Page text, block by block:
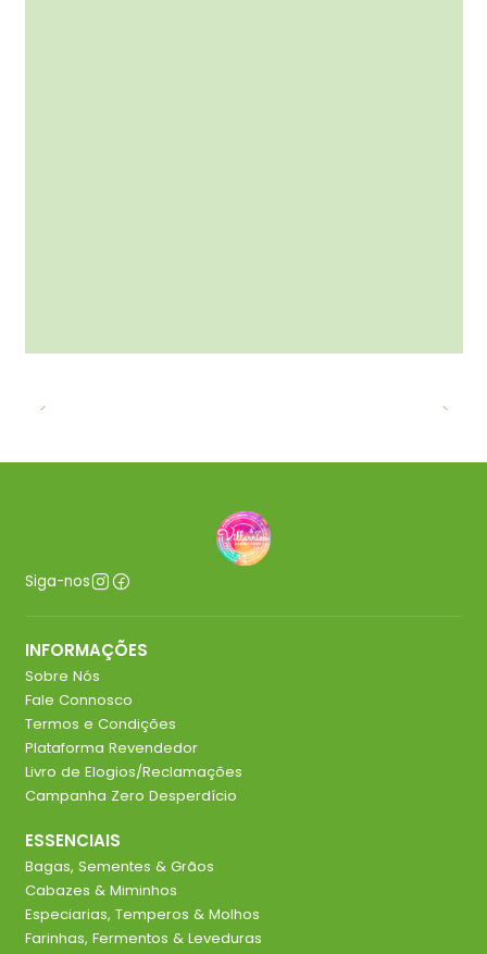
Siga-nos
INFORMAÇÕES
Sobre Nós
Fale Connosco
Termos e Condições
Plataforma Revendedor
Livro de Elogios/Reclamações
Campanha Zero Desperdício
ESSENCIAIS
Bagas, Sementes & Grãos
Cabazes & Miminhos
Especiarias, Temperos & Molhos
Farinhas, Fermentos & Leveduras